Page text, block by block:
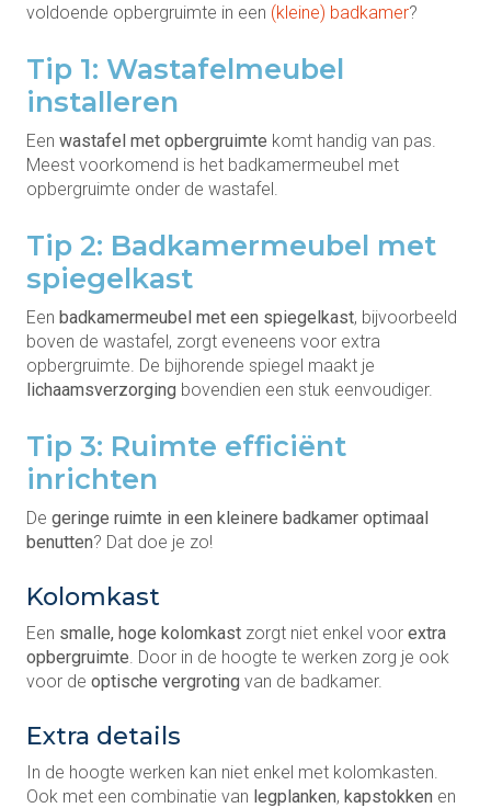
voldoende opbergruimte in een (kleine) badkamer?
Tip 1: Wastafelmeubel
installeren
Een wastafel met opbergruimte komt handig van pas.
Meest voorkomend is het badkamermeubel met
opbergruimte onder de wastafel.
Tip 2: Badkamermeubel met
spiegelkast
Een badkamermeubel met een spiegelkast, bijvoorbeeld
boven de wastafel, zorgt eveneens voor extra
opbergruimte. De bijhorende spiegel maakt je
lichaamsverzorging bovendien een stuk eenvoudiger.
Tip 3: Ruimte efficiënt
inrichten
De geringe ruimte in een kleinere badkamer optimaal
benutten? Dat doe je zo!
Kolomkast
Een smalle, hoge kolomkast zorgt niet enkel voor extra
opbergruimte . Door in de hoogte te werken zorg je ook
voor de optische vergroting van de badkamer.
Extra details
In de hoogte werken kan niet enkel met kolomkasten.
Ook met een combinatie van legplanken, kapstokken en